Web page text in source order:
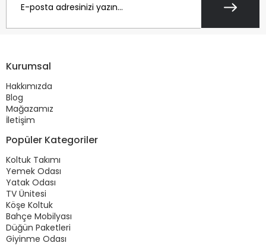
Kurumsal
Hakkımızda
Blog
Mağazamız
İletişim
Popüler Kategoriler
Koltuk Takımı
Yemek Odası
Yatak Odası
TV Ünitesi
Köşe Koltuk
Bahçe Mobilyası
Düğün Paketleri
Giyinme Odası